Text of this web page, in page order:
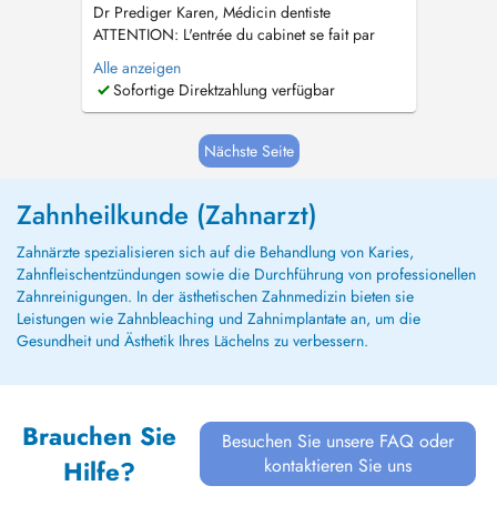
Dr Prediger Karen, Médicin dentiste
ATTENTION: L'entrée du cabinet se fait par
l'arrière du bâtiment, en face du n 26 rue de
Hédange. Ma priorité est d'offrir à mes patients
un accompagnement de qualité, basé sur
personnalisés. Je m'engage à mettre à jour
Alle anzeigen
Sofortige Direktzahlung verfügbar
Nächste Seite
Zahnheilkunde (Zahnarzt)
Zahnärzte spezialisieren sich auf die Behandlung von Karies,
Zahnfleischentzündungen sowie die Durchführung von professionellen
Zahnreinigungen. In der ästhetischen Zahnmedizin bieten sie
Leistungen wie Zahnbleaching und Zahnimplantate an, um die
Gesundheit und Ästhetik Ihres Lächelns zu verbessern.
Brauchen Sie
Hilfe?
Besuchen Sie unsere FAQ oder
kontaktieren Sie uns